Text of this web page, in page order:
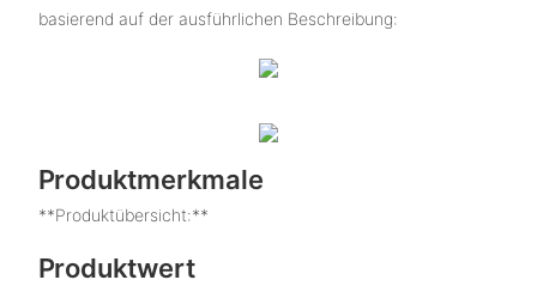
basierend auf der ausführlichen Beschreibung:
Produktmerkmale
**Produktübersicht:**
Produktwert